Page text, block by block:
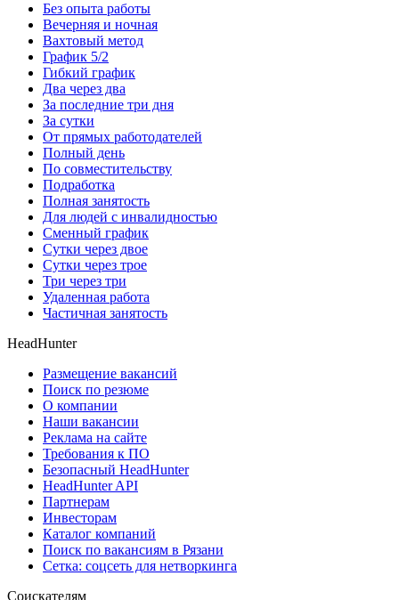
Без опыта работы
Вечерняя и ночная
Вахтовый метод
График 5/2
Гибкий график
Два через два
За последние три дня
За сутки
От прямых работодателей
Полный день
По совместительству
Подработка
Полная занятость
Для людей с инвалидностью
Сменный график
Сутки через двое
Сутки через трое
Три через три
Удаленная работа
Частичная занятость
HeadHunter
Размещение вакансий
Поиск по резюме
О компании
Наши вакансии
Реклама на сайте
Требования к ПО
Безопасный HeadHunter
HeadHunter API
Партнерам
Инвесторам
Каталог компаний
Поиск по вакансиям в Рязани
Сетка: соцсеть для нетворкинга
Соискателям